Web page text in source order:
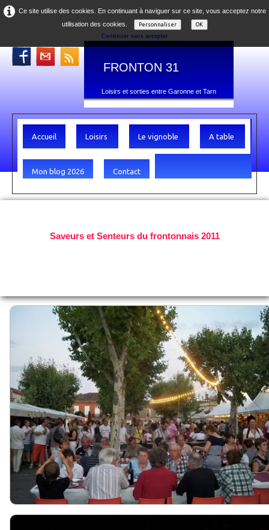
Ce site utilise des cookies. En continuant à naviguer sur ce site, vous acceptez notre
utilisation des cookies.
Personnaliser
OK
Continuer sans accepter
FRONTON 31
Loisirs et sorties entre Garonne et Tarn
Accueil Loisirs Le vignoble A table
Mon blog 2026 Contact
Saveurs et Senteurs du frontonnais 2011